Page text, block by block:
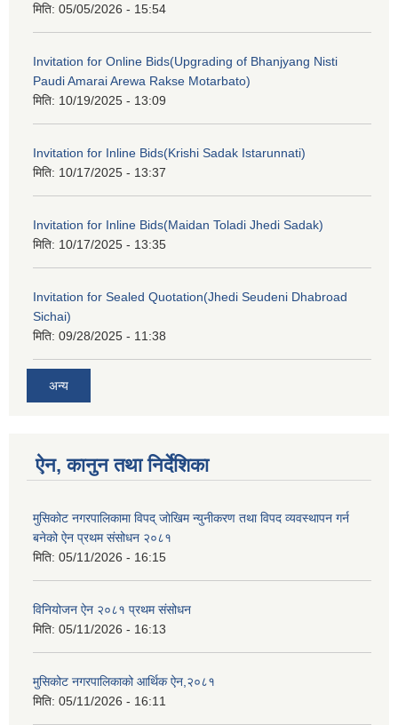
मिति: 05/05/2026 - 15:54
Invitation for Online Bids(Upgrading of Bhanjyang Nisti
Paudi Amarai Arewa Rakse Motarbato)
मिति: 10/19/2025 - 13:09
Invitation for Inline Bids(Krishi Sadak Istarunnati)
मिति: 10/17/2025 - 13:37
Invitation for Inline Bids(Maidan Toladi Jhedi Sadak)
मिति: 10/17/2025 - 13:35
Invitation for Sealed Quotation(Jhedi Seudeni Dhabroad
Sichai)
मिति: 09/28/2025 - 11:38
अन्य
ऐन, कानुन तथा निर्देशिका
मुसिकोट नगरपालिकामा विपद् जोखिम न्युनीकरण तथा विपद व्यवस्थापन गर्न
बनेको ऐन प्रथम संसोधन २०८१
मिति: 05/11/2026 - 16:15
विनियोजन ऐन २०८१ प्रथम संसोधन
मिति: 05/11/2026 - 16:13
मुसिकोट नगरपालिकाको आर्थिक ऐन,२०८१
मिति: 05/11/2026 - 16:11